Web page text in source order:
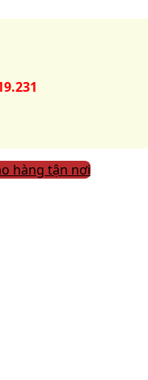
hàng tận nơi